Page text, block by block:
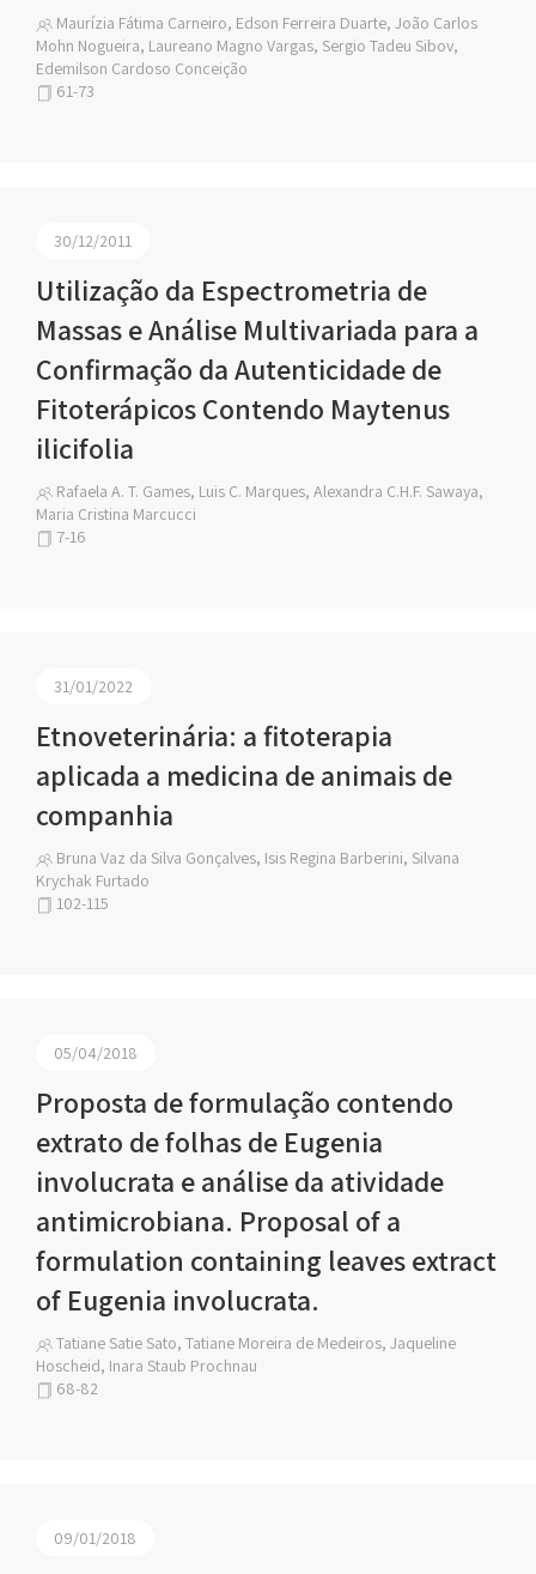
Maurízia Fátima Carneiro, Edson Ferreira Duarte, João Carlos
Mohn Nogueira, Laureano Magno Vargas, Sergio Tadeu Sibov,
Edemilson Cardoso Conceição
61-73
30/12/2011
Utilização da Espectrometria de
Massas e Análise Multivariada para a
Confirmação da Autenticidade de
Fitoterápicos Contendo Maytenus
ilicifolia
Rafaela A. T. Games, Luis C. Marques, Alexandra C.H.F. Sawaya,
Maria Cristina Marcucci
7-16
31/01/2022
Etnoveterinária: a fitoterapia
aplicada a medicina de animais de
companhia
Bruna Vaz da Silva Gonçalves, Isis Regina Barberini, Silvana
Krychak Furtado
102-115
05/04/2018
Proposta de formulação contendo
extrato de folhas de Eugenia
involucrata e análise da atividade
antimicrobiana. Proposal of a
formulation containing leaves extract
of Eugenia involucrata.
Tatiane Satie Sato, Tatiane Moreira de Medeiros, Jaqueline
Hoscheid, Inara Staub Prochnau
68-82
09/01/2018